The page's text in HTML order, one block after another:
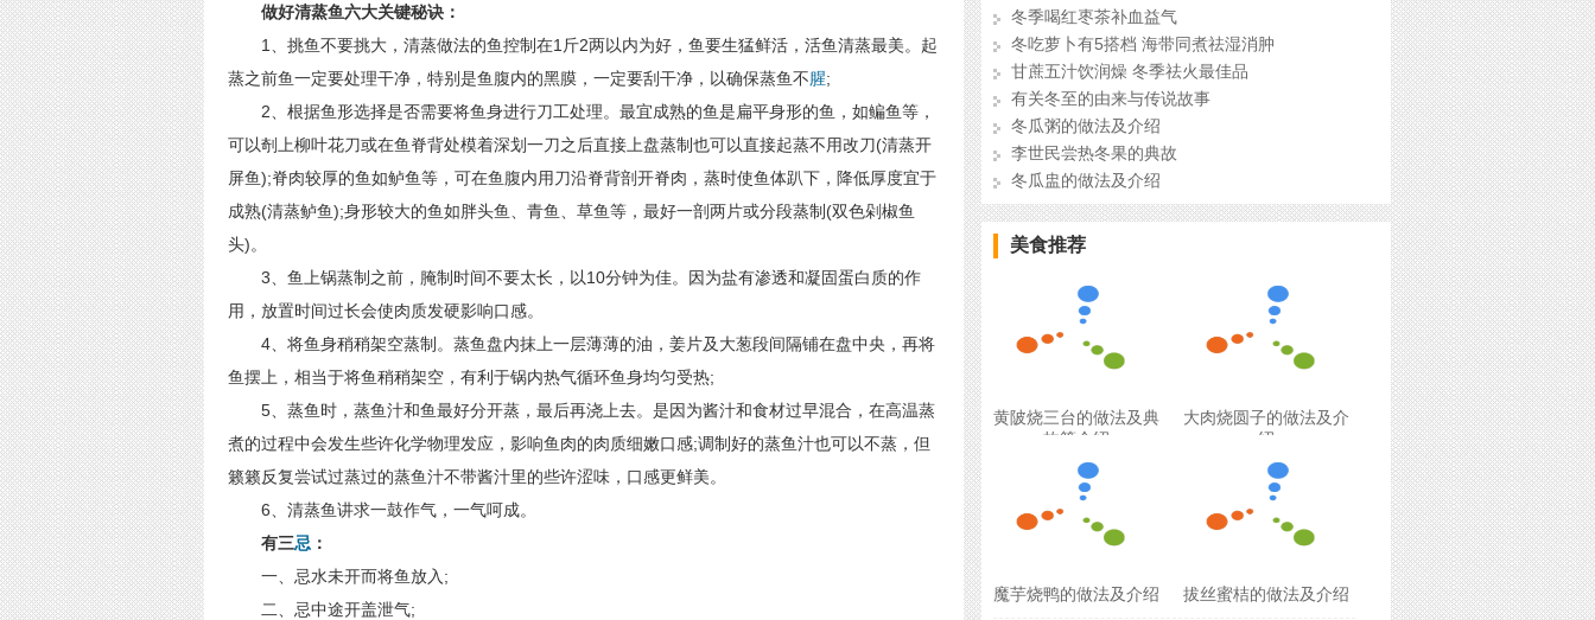
做好清蒸鱼六大关键秘诀：
1、挑鱼不要挑大，清蒸做法的鱼控制在1斤2两以内为好，鱼要生猛鲜活，活鱼清蒸最美。起
蒸之前鱼一定要处理干净，特别是鱼腹内的黑膜，一定要刮干净，以确保蒸鱼不腥;
2、根据鱼形选择是否需要将鱼身进行刀工处理。最宜成熟的鱼是扁平身形的鱼，如鳊鱼等，
可以剞上柳叶花刀或在鱼脊背处模着深划一刀之后直接上盘蒸制也可以直接起蒸不用改刀(清蒸开
屏鱼);脊肉较厚的鱼如鲈鱼等，可在鱼腹内用刀沿脊背剖开脊肉，蒸时使鱼体趴下，降低厚度宜于
成熟(清蒸鲈鱼);身形较大的鱼如胖头鱼、青鱼、草鱼等，最好一剖两片或分段蒸制(双色剁椒鱼
头)。
3、鱼上锅蒸制之前，腌制时间不要太长，以10分钟为佳。因为盐有渗透和凝固蛋白质的作
用，放置时间过长会使肉质发硬影响口感。
4、将鱼身稍稍架空蒸制。蒸鱼盘内抹上一层薄薄的油，姜片及大葱段间隔铺在盘中央，再将
鱼摆上，相当于将鱼稍稍架空，有利于锅内热气循环鱼身均匀受热;
5、蒸鱼时，蒸鱼汁和鱼最好分开蒸，最后再浇上去。是因为酱汁和食材过早混合，在高温蒸
煮的过程中会发生些许化学物理发应，影响鱼肉的肉质细嫩口感;调制好的蒸鱼汁也可以不蒸，但
籁籁反复尝试过蒸过的蒸鱼汁不带酱汁里的些许涩味，口感更鲜美。
6、清蒸鱼讲求一鼓作气，一气呵成。
有三忌 ：
一、忌水未开而将鱼放入;
二、忌中途开盖泄气;
冬季喝红枣茶补血益气
冬吃萝卜有5搭档 海带同煮祛湿消肿
甘蔗五汁饮润燥 冬季祛火最佳品
有关冬至的由来与传说故事
冬瓜粥的做法及介绍
李世民尝热冬果的典故
冬瓜盅的做法及介绍
美食推荐
黄陂烧三台的做法及典
故等介绍
大肉烧圆子的做法及介
绍
魔芋烧鸭的做法及介绍 拔丝蜜桔的做法及介绍